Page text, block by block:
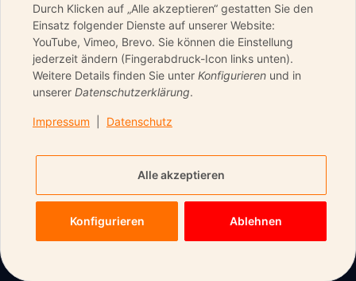
NEWSLETTER ABONNIEREN & KEINE DEALS
VERPASSEN
Datenschutzerklärungregelmäßig und jederzeit
widerruflich Informationen zu Ihrem Produktsortiment per
E-Mail zu.
Durch Klicken auf „Alle akzeptieren“ gestatten Sie den
Einsatz folgender Dienste auf unserer Website:
YouTube, Vimeo, Brevo. Sie können die Einstellung
jederzeit ändern (Fingerabdruck-Icon links unten).
Weitere Details finden Sie unter Konfigurieren und in
unserer Datenschutzerklärung.
Impressum Datenschutz
Alle akzeptieren
Konfigurieren Ablehnen